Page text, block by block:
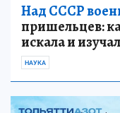
Над СССР
пришельцев:
искала и
НАУКА